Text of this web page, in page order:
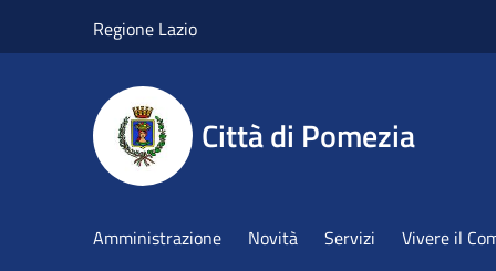
Regione Lazio
Città di Pomezia
Amministrazione Novità Servizi Vivere il